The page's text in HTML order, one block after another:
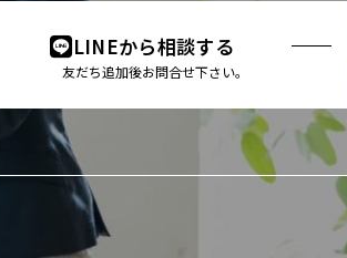
LINEから相談する
友だち追加後お問合せ下さい。